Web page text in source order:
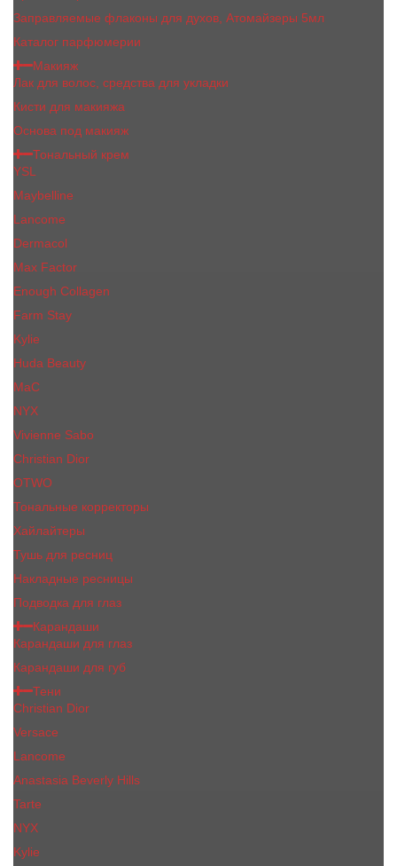
Заправляемые флаконы для духов, Атомайзеры 5мл
Каталог парфюмерии
Макияж
Лак для волос, средства для укладки
Кисти для макияжа
Основа под макияж
Тональный крем
YSL
Maybelline
Lancome
Dermacol
Max Factor
Enough Collagen
Farm Stay
Kylie
Huda Beauty
МаС
NYX
Vivienne Sabo
Сhristiаn Diоr
OTWO
Тональные корректоры
Хайлайтеры
Тушь для ресниц
Накладные ресницы
Подводка для глаз
Карандаши
Карандаши для глаз
Карандаши для губ
Тени
Christian Dior
Versace
Lancome
Anastasia Beverly Hills
Tarte
NYX
Kylie